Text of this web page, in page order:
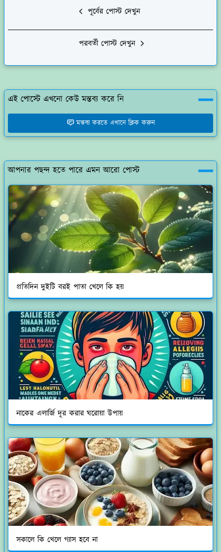
পূর্বের পোস্ট দেখুন
পরবর্তী পোস্ট দেখুন
এই পোস্টে এখনো কেউ মন্তব্য করে নি
মন্তব্য করতে এখানে ক্লিক করুন
আপনার পছন্দ হতে পারে এমন আরো পোস্ট
প্রতিদিন দুইটি বরই পাতা খেলে কি হয়
নাকের এলার্জি দূর করার ঘরোয়া উপায়
সকালে কি খেলে গ্যাস হবে না